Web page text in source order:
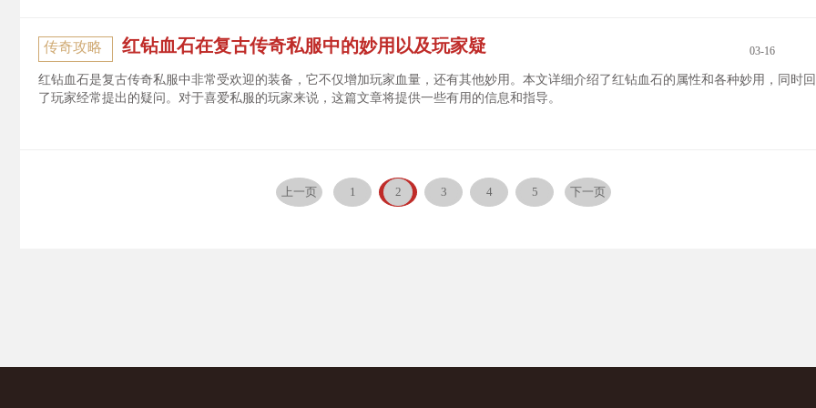
传奇攻略 红钻血石在复古传奇私服中的妙用以及玩家疑 03-16
红钻血石是复古传奇私服中非常受欢迎的装备，它不仅增加玩家血量，还有其他妙用。本文详细介绍了红钻血石的属性和各种妙用，同时
了玩家经常提出的疑问。对于喜爱私服的玩家来说，这篇文章将提供一些有用的信息和指导。
上一页 1 2 3 4 5 下一页